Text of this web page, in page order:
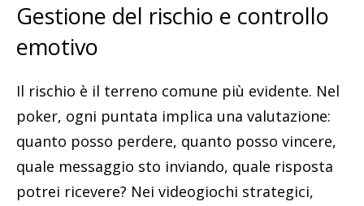
Gestione del rischio e controllo
emotivo
Il rischio è il terreno comune più evidente. Nel
poker, ogni puntata implica una valutazione:
quanto posso perdere, quanto posso vincere,
quale messaggio sto inviando, quale risposta
potrei ricevere? Nei videogiochi strategici,